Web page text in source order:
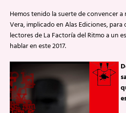
Hemos tenido la suerte de convencer
Vera, implicado en Alas Ediciones,
lectores de La Factoría del Ritmo a un
hablar en este 2017.